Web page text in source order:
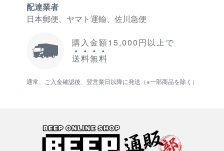
配達業者
日本郵便、ヤマト運輸、佐川急便
購入金額15,000円以上で
送料無料
通常、ご入金確認後、翌営業日以降に発送（※一部商品を除く）